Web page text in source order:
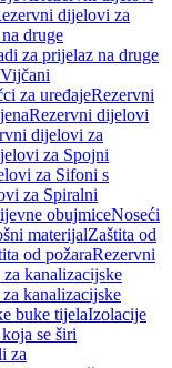
dijelovi za
druge
za prijelaz na druge
za uređajeRezervni
Rezervni dijelovi
dijelovi za
za Spojni
za Sifoni s
za Spiralni
obujmiceNoseći
materijalZaštita od
od požaraRezervni
kanalizacijske
kanalizacijske
buke tijelaIzolacije
se širi
za